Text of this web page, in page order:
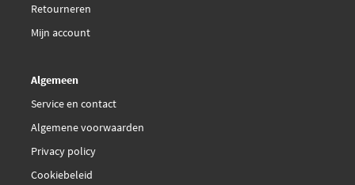
Retourneren
Mijn account
Algemeen
Service en contact
Algemene voorwaarden
Privacy policy
Cookiebeleid